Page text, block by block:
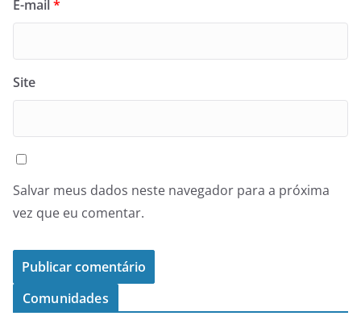
E-mail *
Site
Salvar meus dados neste navegador para a próxima
vez que eu comentar.
Comunidades